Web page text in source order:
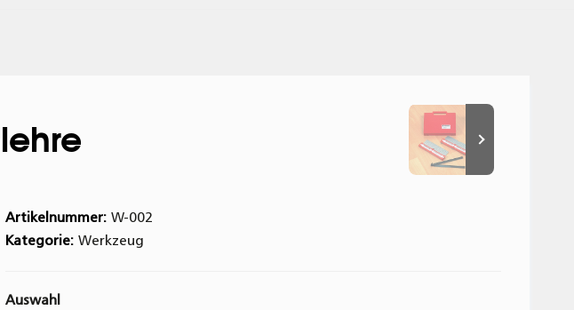
Artikelnummer: W-002
Kategorie: Werkzeug
Auswahl